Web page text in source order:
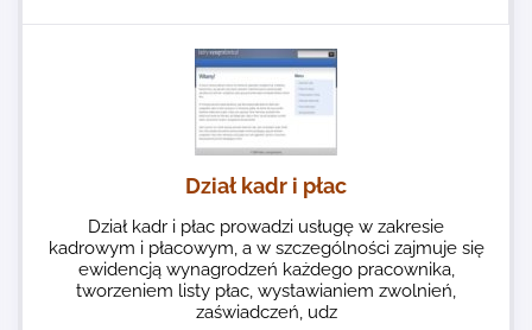
Dział kadr i płac
Dział kadr i płac prowadzi usługę w zakresie
kadrowym i płacowym, a w szczególności zajmuje się
ewidencją wynagrodzeń każdego pracownika,
tworzeniem listy płac, wystawianiem zwolnień,
zaświadczeń, udz